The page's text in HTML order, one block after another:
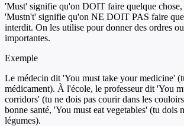
'Must' signifie qu'on DOIT faire quelque chose,
'Mustn't' signifie qu'on NE DOIT PAS faire
interdit. On les utilise pour donner des ordres
importantes.
Exemple
Le médecin dit 'You must take your medicine'
médicament). À l'école, le professeur dit 'You
corridors' (tu ne dois pas courir dans les
bonne santé, 'You must eat vegetables' (tu dois
légumes).